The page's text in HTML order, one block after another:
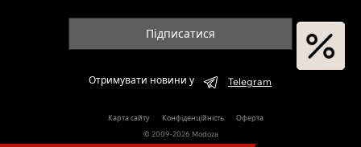
Підписатися
Отримувати новини у Telegram
Карта сайту Конфіденційність
Оферта
© 2009-2026 Modoza